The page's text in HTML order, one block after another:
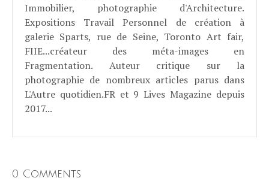
Immobilier, photographie d'Architecture.
Expositions Travail Personnel de création à
galerie Sparts, rue de Seine, Toronto Art fair,
FIIE...créateur des méta-images en
Fragmentation. Auteur critique sur la
photographie de nombreux articles parus dans
L'Autre quotidien.FR et 9 Lives Magazine depuis
2017...
0 Comments